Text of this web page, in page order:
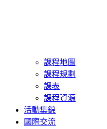
課程地圖
課程規劃
課表
課程資源
活動集錦
國際交流